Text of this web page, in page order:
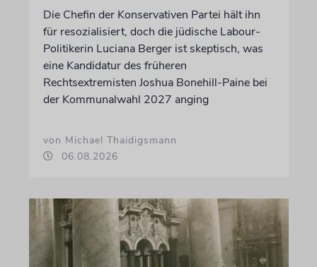
Die Chefin der Konservativen Partei hält ihn
für resozialisiert, doch die jüdische Labour-
Politikerin Luciana Berger ist skeptisch, was
eine Kandidatur des früheren
Rechtsextremisten Joshua Bonehill-Paine bei
der Kommunalwahl 2027 anging
von Michael Thaidigsmann
06.08.2026